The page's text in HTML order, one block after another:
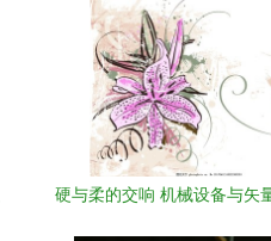
硬与柔的交响 机械设备与矢